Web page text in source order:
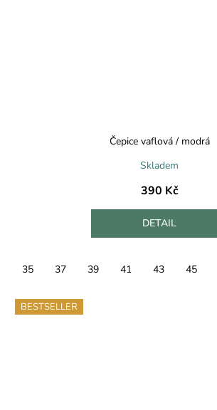
Čepice vaflová / modrá
Skladem
390 Kč
DETAIL
35 37 39 41 43 45
BESTSELLER